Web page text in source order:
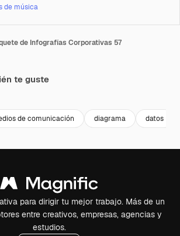
de música
de Infografías Corporativas 57
te guste
de comunicación diagrama datos
para dirigir tu mejor trabajo. Más de un
entre creativos, empresas, agencias y
estudios.